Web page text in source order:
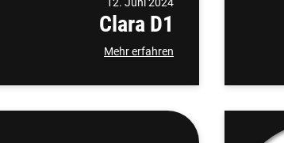
Clara D1
Mehr erfahren